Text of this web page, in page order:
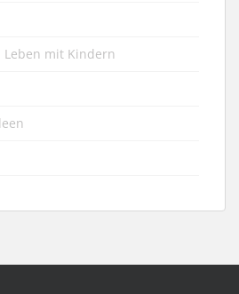
mit Kindern